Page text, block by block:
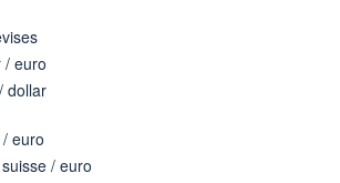
/ euro
dollar
euro
/ euro